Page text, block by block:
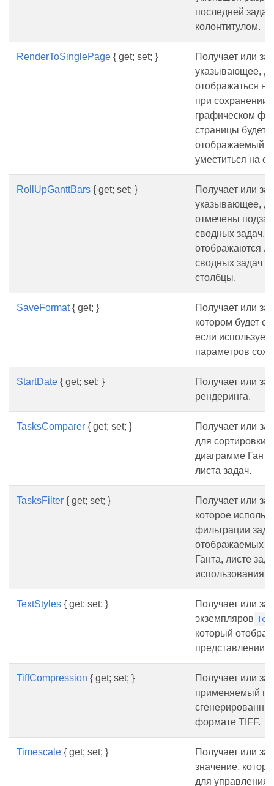
последней
колонтитулом.
RenderToSinglePage { get; set; }
Получает или
указывающее,
отображаться
при сохранении
графическом
страницы будет
отображаемый
уместиться на
RollUpGanttBars { get; set; }
Получает или
указывающее,
отмечены
сводных задач.
отображаются
сводных задач
столбцы.
SaveFormat{ get; }
Получает или
котором будет
если
параметров
StartDate { get; set; }
Получает или
рендеринга.
TasksComparer { get; set; }
Получает или
для сортировки
диаграмме
листа задач.
TasksFilter { get; set; }
Получает или
которое
фильтрации
отображаемых
Ганта, листе
использования
TextStyles { get; set; }
Получает или
экземпляров
который
представлении
TiffCompression { get; set; }
Получает или
применяемый
формате TIFF.
Timescale { get; set; }
Получает или
значение,
для управления